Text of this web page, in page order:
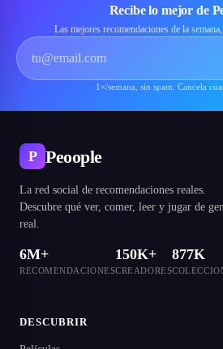
Recibe lo mejor de
Las mejores recomendaciones de la
1×/semana, sin spam. Cancela
P Peoople
La red social de recomendaciones reales.
Descubre qué ver, comer, leer y jugar de
real.
6M+
RECOMENDACIONES
150K+
CREADORES
877K
DESCUBRIR